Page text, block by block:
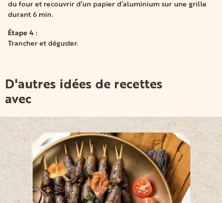
du four et recouvrir d’un papier d’aluminium sur une grille
durant 6 min.
Étape 4 :
Trancher et déguster.
D'autres idées de recettes
avec